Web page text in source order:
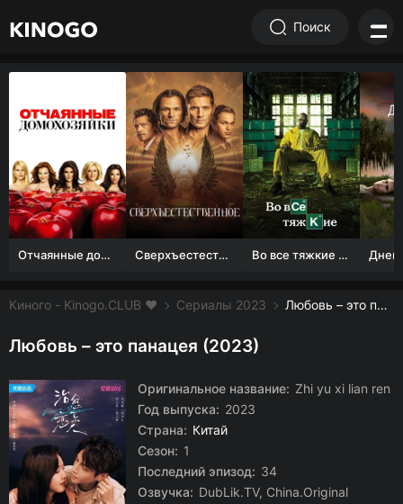
Поиск
Отчаянные домохозяйки (1 сезон) Сверхъестественное Во все тяжкие 1-5 сезон
Киного - Kinogo.CLUB ❤️ Сериалы 2023 Любовь – это панацея смотреть онлайн бесплатно
Любовь – это панацея (2023)
Оригинальное название: Zhi yu xi lian ren
Год выпуска: 2023
Страна: Китай
Сезон: 1
Последний эпизод: 34
Озвучка: DubLik.TV, China.Original